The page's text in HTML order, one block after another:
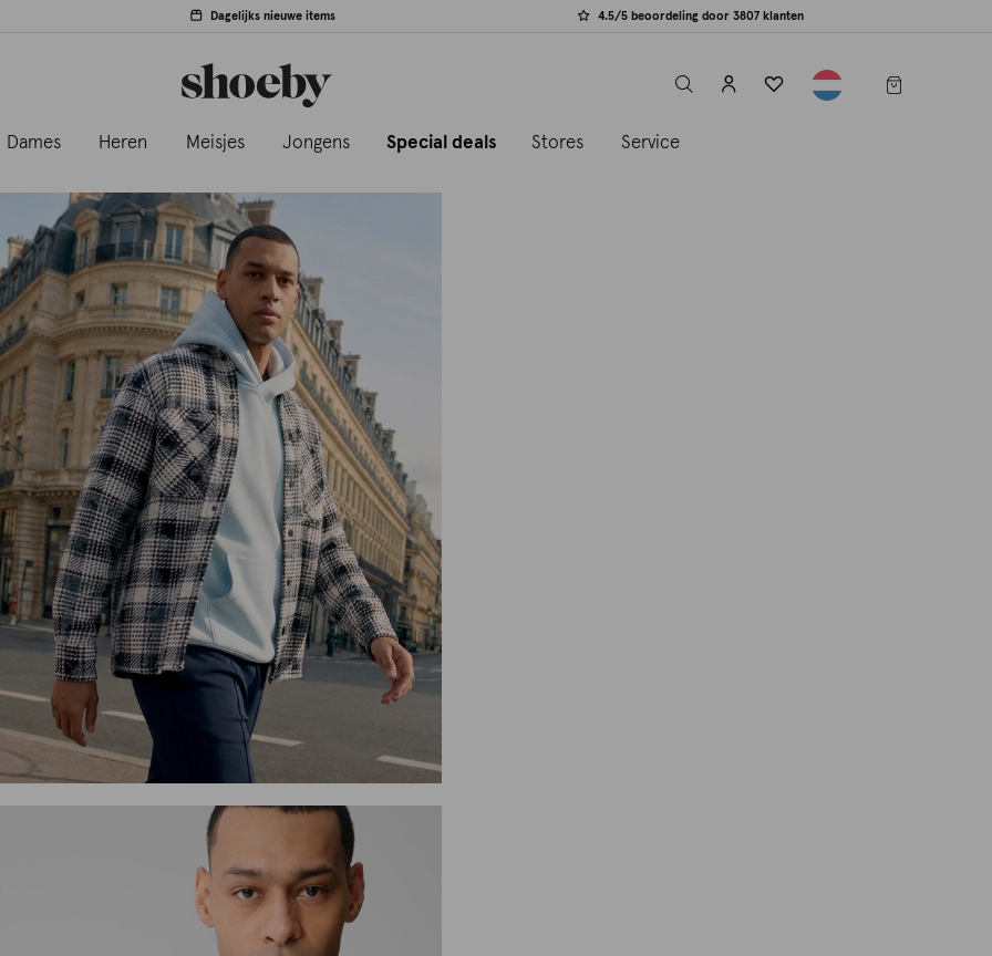
Dagelijks nieuwe items 4.5/5 beoordeling door 3807 klanten
label.header.toggle
Dames Heren Meisjes Jongens Special deals Stores Service